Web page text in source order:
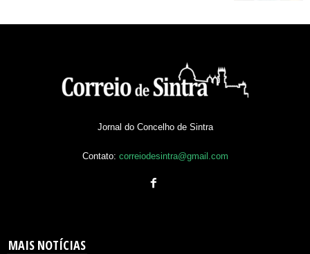
Jornal do Concelho de Sintra
Contato: correiodesintra@gmail.com
MAIS NOTÍCIAS